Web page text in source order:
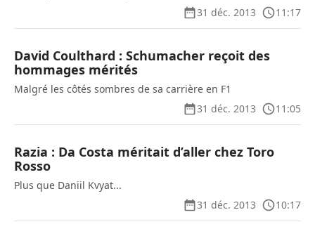
31 déc. 2013
11:17
David Coulthard : Schumacher reçoit des
hommages mérités
Malgré les côtés sombres de sa carrière en F1
31 déc. 2013
11:05
Razia : Da Costa méritait d’aller chez Toro
Rosso
Plus que Daniil Kvyat...
31 déc. 2013
10:17